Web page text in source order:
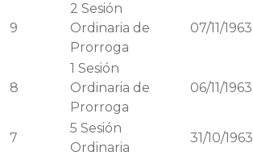
9
2 Sesión
Ordinaria de
Prorroga
07/11/1963
8
1 Sesión
Ordinaria de
Prorroga
06/11/1963
7
5 Sesión
Ordinaria
31/10/1963